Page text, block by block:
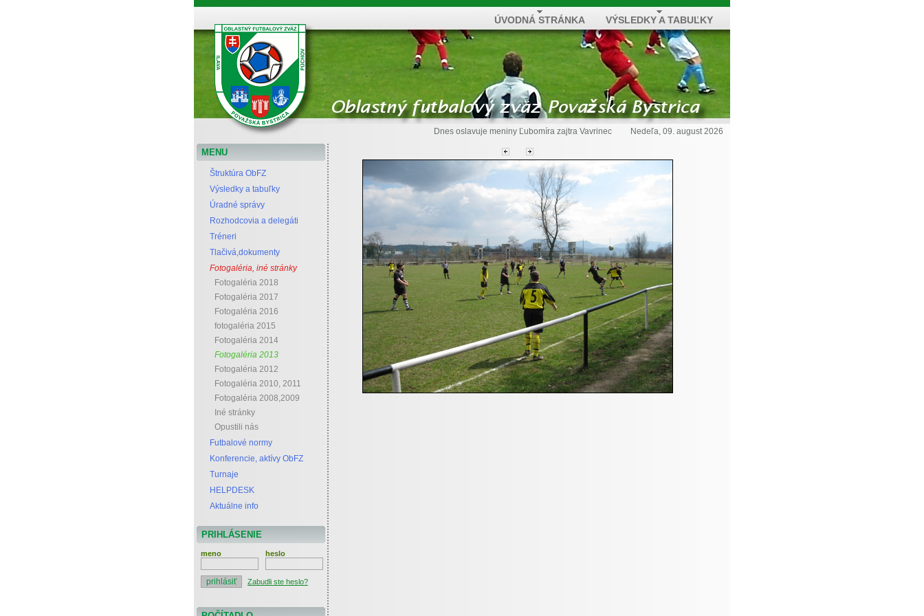
ÚVODNÁ STRÁNKA VÝSLEDKY A TABUĽKY
Dnes oslavuje meniny Ľubomíra zajtra Vavrinec Nedeľa, 09. august 2026
MENU
Štruktúra ObFZ
Výsledky a tabuľky
Úradné správy
Rozhodcovia a delegáti
Tréneri
Tlačivá,dokumenty
Fotogaléria, iné stránky
Fotogaléria 2018
Fotogaléria 2017
Fotogaléria 2016
fotogaléria 2015
Fotogaléria 2014
Fotogaléria 2013
Fotogaléria 2012
Fotogaléria 2010, 2011
Fotogaléria 2008,2009
Iné stránky
Opustili nás
Futbalové normy
Konferencie, aktívy ObFZ
Turnaje
HELPDESK
Aktuálne info
PRIHLÁSENIE
meno heslo
Zabudli ste heslo?